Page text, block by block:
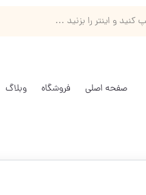
صفحه اصلی فروشگاه وبلاگ